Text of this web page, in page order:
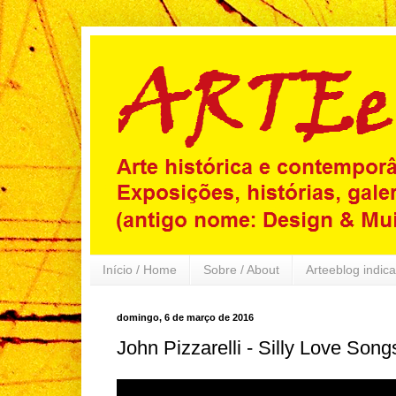
Início / Home Sobre / About Arteeblog indica
domingo, 6 de março de 2016
John Pizzarelli - Silly Love